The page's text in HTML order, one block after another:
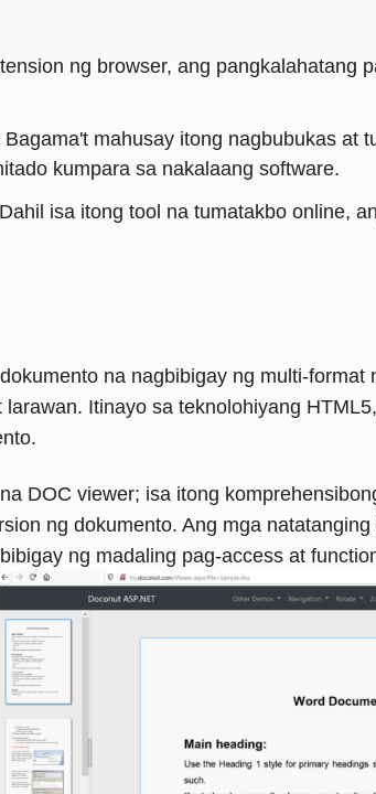
ng browser, ang pangkalahatang
Bagama't mahusay itong nagbubukas at
kumpara sa nakalaang software.
Dahil isa itong tool na tumatakbo online,
na nagbibigay ng multi-
Itinayo sa teknolohiyang
DOC viewer; isa itong
ng dokumento. Ang mga
ng madaling pag-access at